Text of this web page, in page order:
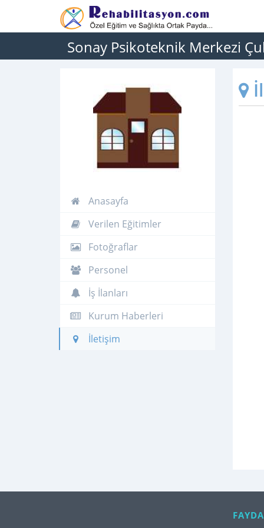
Sonay Psikoteknik Merkezi
Anasayfa
Verilen Eğitimler
Fotoğraflar
Personel
İş İlanları
Kurum Haberleri
İletişim